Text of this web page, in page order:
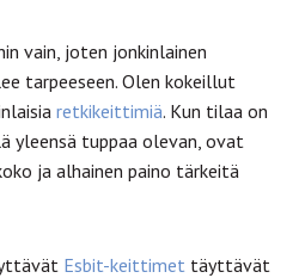
vain, joten jonkinlainen
tarpeeseen. Olen kokeillut
retkikeittimiä. Kun tilaa on
yleensä tuppaa olevan, ovat
ja alhainen paino tärkeitä
Esbit-keittimet täyttävät